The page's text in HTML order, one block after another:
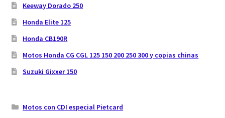
Keeway Dorado 250
Honda Elite 125
Honda CB190R
Motos Honda CG CGL 125 150 200 250 300 y copias chinas
Suzuki Gixxer 150
Motos con CDI especial Pietcard